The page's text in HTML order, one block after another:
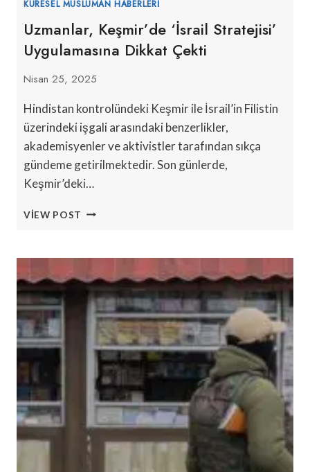
KÜRESEL MÜSLÜMAN HABERLERI
Uzmanlar, Keşmir’de ‘İsrail Stratejisi’
Uygulamasına Dikkat Çekti
Nisan 25, 2025
Hindistan kontrolündeki Keşmir ile İsrail’in Filistin
üzerindeki işgali arasındaki benzerlikler,
akademisyenler ve aktivistler tarafından sıkça
gündeme getirilmektedir. Son günlerde,
Keşmir’deki…
VIEW POST UZMANLAR,
DIKKAT
ÇEKTI